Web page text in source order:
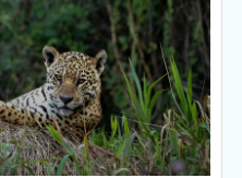
1,650.00